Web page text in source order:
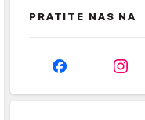
PRATITE NAS NA